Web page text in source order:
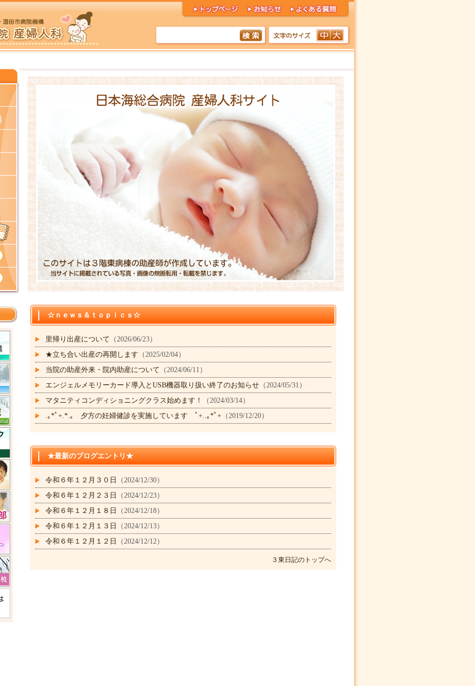
☆ｎｅｗｓ＆ｔｏｐｉｃｓ☆
里帰り出産について （2026/06/23）
★立ち合い出産の再開します （2025/02/04）
当院の助産外来・院内助産について （2024/06/11）
エンジェルメモリーカード導入とUSB機器取り扱い終了のお知らせ（2024/05/31）
マタニティコンディショニングクラス始めます！
（2024/03/14）
.｡*ﾟ+.*.｡ 夕方の妊婦健診を実施しています ﾟ+..｡*ﾟ+（2019/12/20）
★最新のブログエントリ★
令和６年１２月３０日 （2024/12/30）
令和６年１２月２３日 （2024/12/23）
令和６年１２月１８日 （2024/12/18）
令和６年１２月１３日 （2024/12/13）
令和６年１２月１２日 （2024/12/12）
３東日記のトップへ